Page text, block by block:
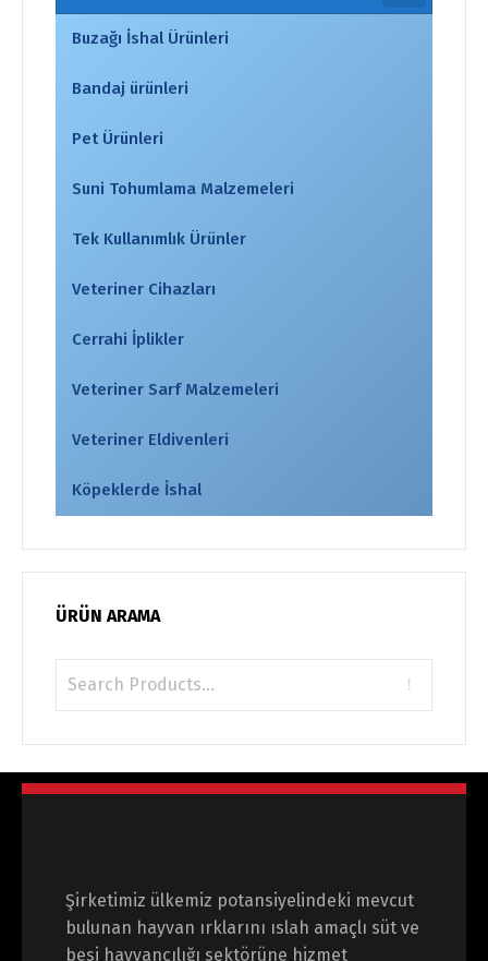
Buzağı İshal Ürünleri
Bandaj ürünleri
Pet Ürünleri
Suni Tohumlama Malzemeleri
Tek Kullanımlık Ürünler
Veteriner Cihazları
Cerrahi İplikler
Veteriner Sarf Malzemeleri
Veteriner Eldivenleri
Köpeklerde İshal
ÜRÜN ARAMA
Şirketimiz ülkemiz potansiyelindeki mevcut
bulunan hayvan ırklarını ıslah amaçlı süt ve
besi hayvancılığı sektörüne hizmet